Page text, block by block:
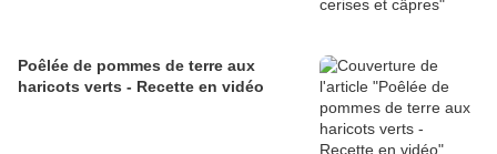
Poêlée de pommes de terre aux
haricots verts - Recette en vidéo